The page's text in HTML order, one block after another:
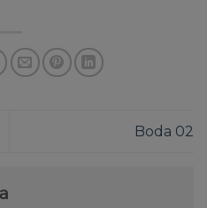
Boda 02